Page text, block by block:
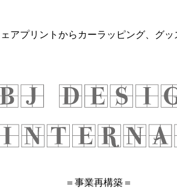
アプリントから カーラッピング、グ
＝事業再構築＝